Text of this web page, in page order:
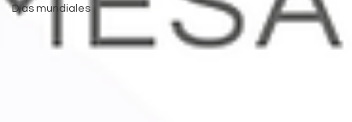
Días mundiales